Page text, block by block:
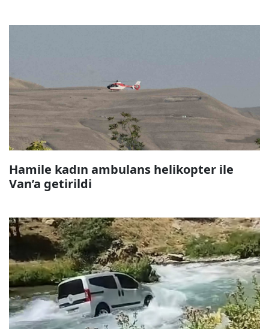
Hamile kadın ambulans helikopter ile
Van’a getirildi